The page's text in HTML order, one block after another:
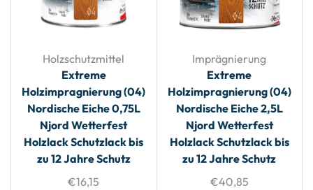
Holzschutzmittel
Extreme
Holzimpragnierung (04)
Nordische Eiche 0,75L
Njord Wetterfest
Holzlack Schutzlack bis
zu 12 Jahre Schutz
€16,15
Imprägnierung
Extreme
Holzimpragnierung (04)
Nordische Eiche 2,5L
Njord Wetterfest
Holzlack Schutzlack bis
zu 12 Jahre Schutz
€40,85